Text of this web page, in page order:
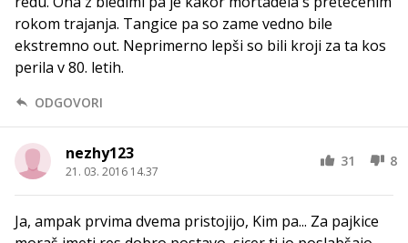
rokom trajanja. Tangice pa so zame vedno bile
ekstremno out. Neprimerno lepši so bili kroji za ta kos
perila v 80. letih.
ODGOVORI
nezhy123
21. 03. 2016 14.37
31 8
Ja, ampak prvima dvema pristojijo, Kim pa... Za pajkice